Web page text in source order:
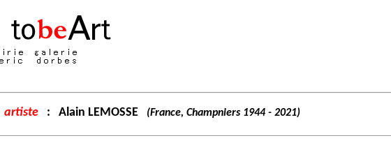
artiste : Alain LEMOSSE (France, Champniers 1944 - 2021)